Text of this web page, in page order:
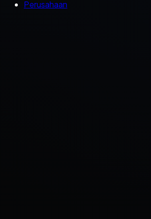
Perusahaan